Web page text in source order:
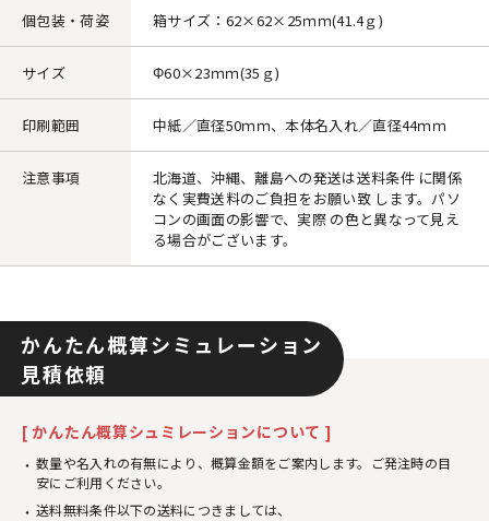
個包装・荷姿 箱サイズ：62×62×25ｍｍ(41.4ｇ)
サイズ Φ60×23ｍｍ(35ｇ)
印刷範囲 中紙／直径50ｍｍ、本体名入れ／直径44ｍｍ
注意事項
北海道、沖縄、離島への発送は送料条件 に関係
なく実費送料のご負担をお願い致 します。パソ
コンの画面の影響で、実際 の色と異なって見え
る場合がございます。
かんたん概算シミュレーション
見積依頼
[ かんたん概算シュミレーションについて ]
数量や名入れの有無により、概算金額をご案内します。ご発注時の目
安にご利用ください。
送料無料条件以下の送料につきましては、